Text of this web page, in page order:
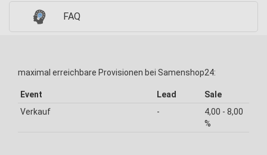
FAQ
maximal erreichbare Provisionen bei Samenshop24:
Event Lead
Sale
Verkauf
-
4,00 - 8,00
%